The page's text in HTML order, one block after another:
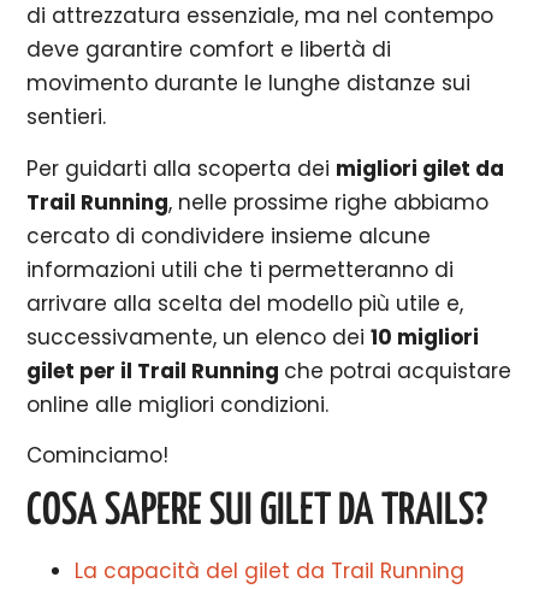
di attrezzatura essenziale, ma nel contempo
deve garantire comfort e libertà di
movimento durante le lunghe distanze sui
sentieri.
Per guidarti alla scoperta dei migliori gilet da
Trail Running, nelle prossime righe abbiamo
cercato di condividere insieme alcune
informazioni utili che ti permetteranno di
arrivare alla scelta del modello più utile e,
successivamente, un elenco dei10 migliori
gilet per il Trail Running che potrai acquistare
online alle migliori condizioni.
Cominciamo!
COSA SAPERE SUI GILET DA TRAILS?
La capacità del gilet da Trail Running